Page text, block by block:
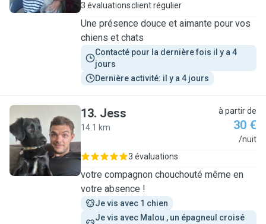
3 évaluationsclient régulier
Une présence douce et aimante pour vos
chiens et chats
Contacté pour la dernière fois il y a 4
jours
Dernière activité: il y a 4 jours
J
13. Jess
14.1 km
à partir de
30 €
/nuit
3 évaluations
votre compagnon chouchouté même en
votre absence !
Je vis avec 1 chien
Je vis avec Malou , un épagneul croisé